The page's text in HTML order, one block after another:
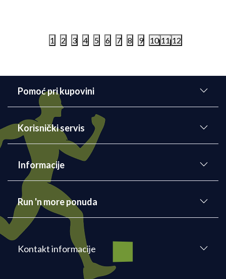
1 2 3 4 5 6 7 8 9 10 11 12
Pomoć pri kupovini
Korisnički servis
Informacije
Run 'n more ponuda
Kontakt informacije